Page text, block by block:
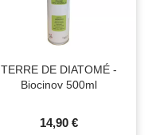
TERRE DE DIATOMÉ -
Biocinov 500ml
14,90 €